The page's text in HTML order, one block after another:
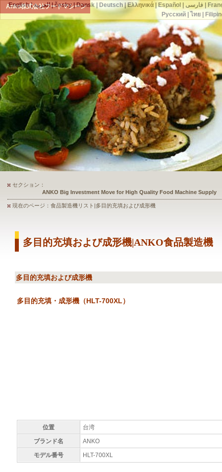
Anko株式会社フードマシーン
セクション：
ANKO's Food Processing Equipment Assists a Shoe Seller to Start
現在のページ：食品製造機リスト|多目的充填および成形機
多目的充填および成形機|ANKO食品製造機
多目的充填および成形機
多目的充填・成形機（HLT-700XL）
位置
台湾
ブランド名
ANKO
モデル番号
HLT-700XL
English|العربية|česky|Dansk| Deutsch|Ελληνικά|Español فارسی|
Русский| ไทย|